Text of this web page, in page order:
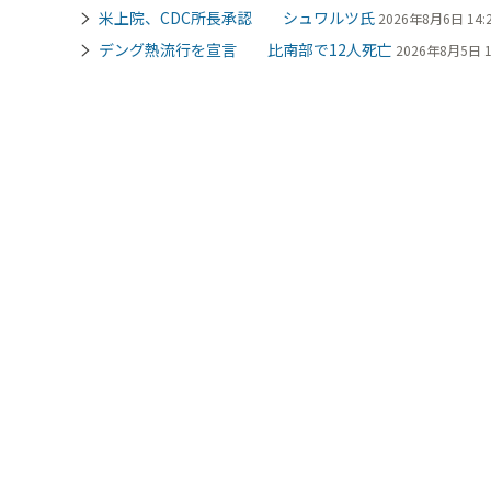
米上院、CDC所長承認 シュワルツ氏 2026年8月6日
デング熱流行を宣言 比南部で12人死亡 2026年8月5日